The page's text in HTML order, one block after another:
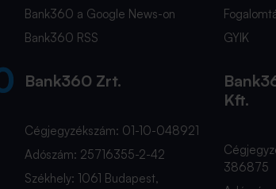
Bank360 a Google News-on
Bank360 RSS
GYIK
Bank360 Zrt.
Cégjegyzékszám: 01-10-048921
Adószám: 25716355-2-42
Székhely: 1061 Budapest,
Kft.
386875